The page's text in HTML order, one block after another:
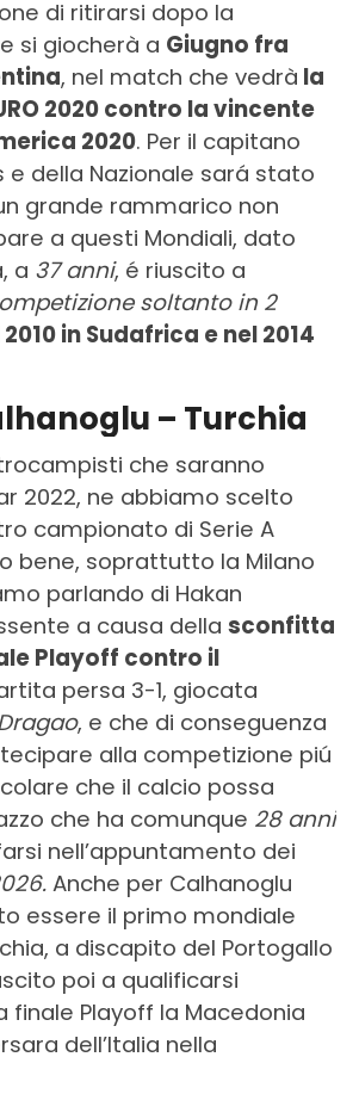
di ritirarsi dopo la
si giocherà a Giugno fra
, nel match che vedrà la
2020 contro la vincente
2020. Per il capitano
e della Nazionale sará stato
grande rammarico non
a questi Mondiali, dato
a 37 anni, é riuscito a
soltanto in 2
in Sudafrica e nel 2014
– Turchia
che saranno
2022, ne abbiamo scelto
campionato di Serie A
bene, soprattutto la Milano
parlando di Hakan
a causa della sconfitta
Playoff contro il
persa 3-1, giocata
, e che di conseguenza
alla competizione piú
che il calcio possa
che ha comunque 28 anni
nell’appuntamento dei
Anche per Calhanoglu
essere il primo mondiale
a discapito del Portogallo
poi a qualificarsi
finale Playoff la Macedonia
dell’Italia nella